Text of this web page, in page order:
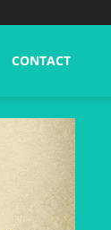
CONTACT